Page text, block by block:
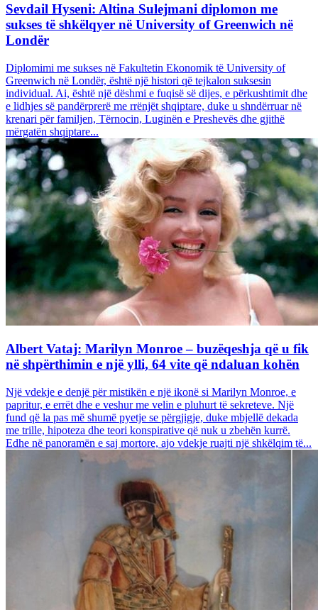
Sevdail Hyseni: Altina Sulejmani diplomon me
sukses të shkëlqyer në University of Greenwich në
Londër
Diplomimi me sukses në Fakultetin Ekonomik të University of
Greenwich në Londër, është një histori që tejkalon suksesin
individual. Ai, është një dëshmi e fuqisë së dijes, e përkushtimit dhe
e lidhjes së pandërprerë me rrënjët shqiptare, duke u shndërruar në
krenari për familjen, Tërnocin, Luginën e Preshevës dhe gjithë
mërgatën shqiptare...
Albert Vataj: Marilyn Monroe – buzëqeshja që u fik
në shpërthimin e një ylli, 64 vite që ndaluan kohën
Një vdekje e denjë për mistikën e një ikonë si Marilyn Monroe, e
papritur, e errët dhe e veshur me velin e pluhurt të sekreteve. Një
fund që la pas më shumë pyetje se përgjigje, duke mbjellë dekada
me trille, hipoteza dhe teori konspirative që nuk u zbehën kurrë.
Edhe në panoramën e saj mortore, ajo vdekje ruajti një shkëlqim të...